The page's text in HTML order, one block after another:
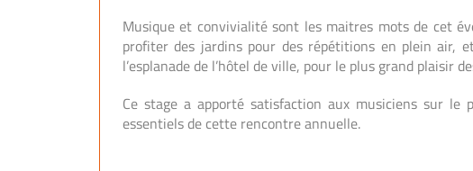
Musique et convivialité sont les maitres mots de cet
profiter des jardins pour des répétitions en plein air,
l’esplanade de l’hôtel de ville, pour le plus grand plaisir
Ce stage a apporté satisfaction aux musiciens sur
essentiels de cette rencontre annuelle.